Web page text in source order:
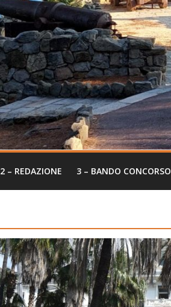
2 – REDAZIONE 3 – BANDO CONCORSO